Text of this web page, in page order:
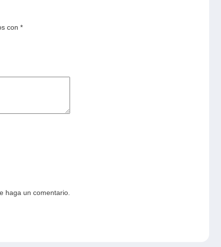
con *
haga un comentario.